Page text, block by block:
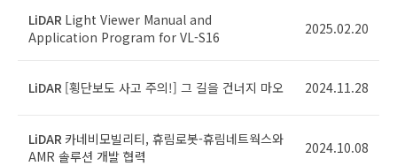
LiDAR Light Viewer Manual and
Application Program for VL-S16
2025.02.20
LiDAR [횡단보도 사고 주의!] 그 길을 건너지 마오 2024.11.28
LiDAR 카네비모빌리티, 휴림로봇-휴림네트웍스와
AMR 솔루션 개발 협력
2024.10.08